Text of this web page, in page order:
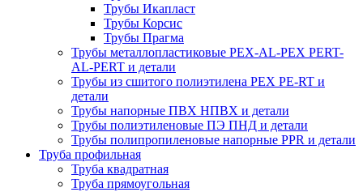
Трубы Икапласт
Трубы Корсис
Трубы Прагма
Трубы металлопластиковые PEX-AL-PEX PERT-
AL-PERT и детали
Трубы из сшитого полиэтилена PEX PE-RT и
детали
Трубы напорные ПВХ НПВХ и детали
Трубы полиэтиленовые ПЭ ПНД и детали
Трубы полипропиленовые напорные PPR и детали
Труба профильная
Труба квадратная
Труба прямоугольная